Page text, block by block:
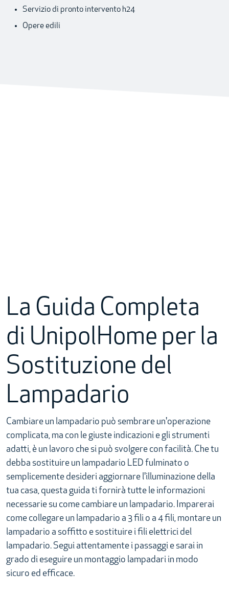
Servizio di pronto intervento h24
Opere edili
La Guida Completa
di UnipolHome per la
Sostituzione del
Lampadario
Cambiare un lampadario può sembrare un'operazione
complicata, ma con le giuste indicazioni e gli strumenti
adatti, è un lavoro che si può svolgere con facilità. Che tu
debba sostituire un lampadario LED fulminato o
semplicemente desideri aggiornare l'illuminazione della
tua casa, questa guida ti fornirà tutte le informazioni
necessarie su come cambiare un lampadario. Imparerai
come collegare un lampadario a 3 fili o a 4 fili, montare un
lampadario a soffitto e sostituire i fili elettrici del
lampadario. Segui attentamente i passaggi e sarai in
grado di eseguire un montaggio lampadari in modo
sicuro ed efficace.